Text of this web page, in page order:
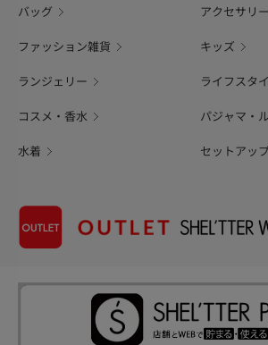
バッグ アクセサリー
ファッション雑貨 キッズ
ランジェリー ライフスタ
コスメ・香水 パジャマ・
水着 セットアッ